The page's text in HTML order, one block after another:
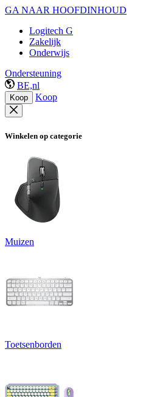
GA NAAR HOOFDINHOUD
Logitech G
Zakelijk
Onderwijs
Ondersteuning
BE,nl
Koop Koop
Winkelen op categorie
Muizen
Toetsenborden